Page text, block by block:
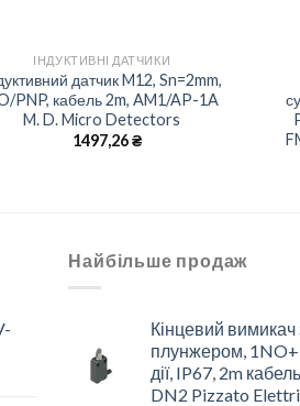
ІНДУКТИВНІ ДАТЧИКИ
датчик M12, Sn=2mm,
PNP, кабель 2m, AM1/AP-1A
M. D. Micro Detectors
1497,26₴
Найбільше продаж
Кінцевий
плунжером,
дії, IP67, 2m
DN2 Pizzato